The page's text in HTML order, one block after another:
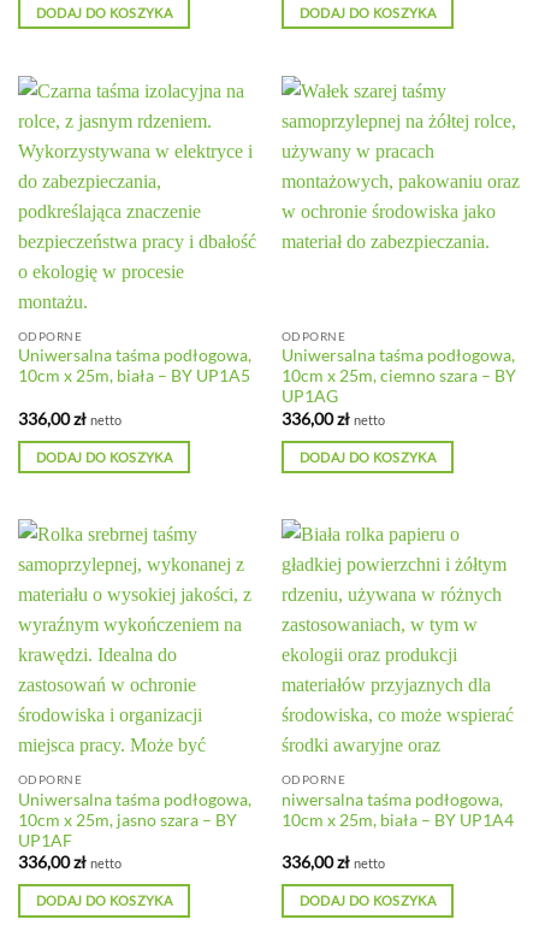
DODAJ DO KOSZYKA DODAJ DO KOSZYKA
ODPORNE
Uniwersalna taśma podłogowa,
10cm x 25m, biała – BY UP1A5
336,00zł netto
DODAJ DO KOSZYKA
ODPORNE
Uniwersalna taśma podłogowa,
10cm x 25m, ciemno szara – BY
UP1AG
336,00zł netto
DODAJ DO KOSZYKA
ODPORNE
Uniwersalna taśma podłogowa,
10cm x 25m, jasno szara – BY
UP1AF
336,00zł netto
DODAJ DO KOSZYKA
ODPORNE
niwersalna taśma podłogowa,
10cm x 25m, biała – BY UP1A4
336,00zł netto
DODAJ DO KOSZYKA